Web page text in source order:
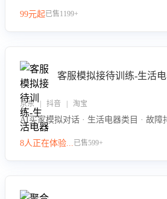
力。
99元起已售1199+
客服模拟接待训练-生活
京东 | 抖音 | 淘宝
AI买家模拟对话 · 生活电器类目 · 故障
8人正在体验...已售599+